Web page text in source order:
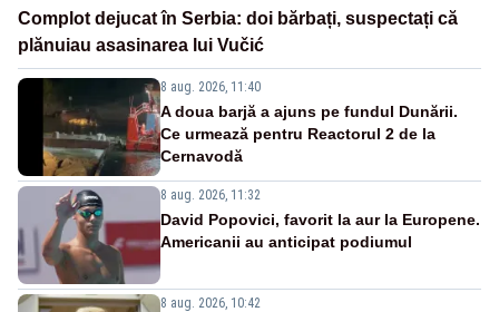
Complot dejucat în Serbia: doi bărbați, suspectați că
plănuiau asasinarea lui Vučić
8 aug. 2026, 11:40
A doua barjă a ajuns pe fundul Dunării.
Ce urmează pentru Reactorul 2 de la
Cernavodă
8 aug. 2026, 11:32
David Popovici, favorit la aur la Europene.
Americanii au anticipat podiumul
8 aug. 2026, 10:42